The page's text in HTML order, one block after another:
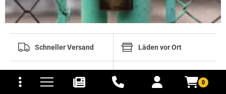
0
und Versandkosten
Schneller Versand Läden vor Ort
erreichbar
Aktionen und Boni